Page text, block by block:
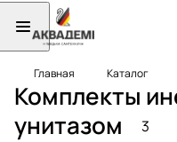
Главная Каталог
Комплекты
унитазом
3